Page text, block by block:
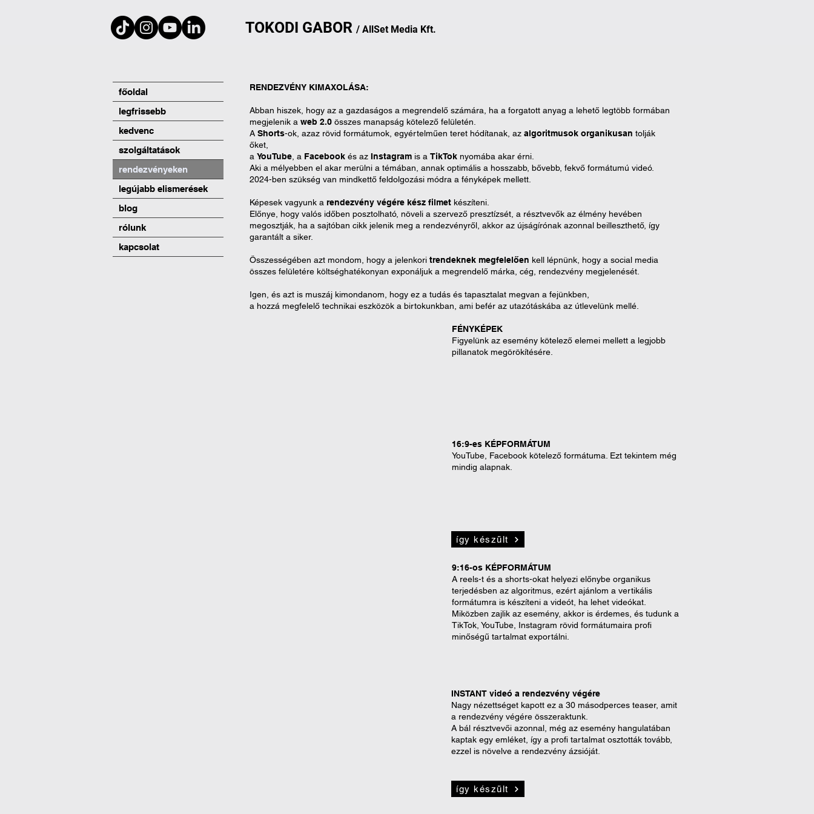
TOKODI GABOR / AllSet Media Kft.
RENDEZVÉNY KIMAXOLÁSA:
Abban hiszek, hogy az a gazdaságos a megrendelő számára, ha a forgatott anyag a lehető legtöbb formában
megjelenik a web 2.0 összes manapság kötelező felületén.
A Shorts-ok, azaz rövid formátumok, egyértelműen teret hódítanak, az algoritmusok organikusan tolják
őket,
a YouTube , a Facebook és az Instagram is a TikTok nyomába akar érni.
Aki a mélyebben el akar merülni a témában, annak optimális a hosszabb, bővebb, fekvő formátumú videó.
2024-ben szükség van mindkettő feldolgozási módra a fényképek mellett.
Képesek vagyunk a rendezvény végére kész filmet készíteni.
Előnye, hogy valós időben posztolható, növeli a szervező presztízsét, a résztvevők az élmény hevében
megosztják, ha a sajtóban cikk jelenik meg a rendezvényről, akkor az újságírónak azonnal beilleszthető, így
garantált a siker.
Összességében azt mondom, hogy a jelenkori trendeknek megfelelően kell lépnünk, hogy a social media
összes felületére költséghatékonyan exponáljuk a megrendelő márka, cég, rendezvény megjelenését.
Igen, és azt is muszáj kimondanom, hogy ez a tudás és tapasztalat megvan a fejünkben,
a hozzá megfelelő technikai eszközök a birtokunkban, ami befér az utazótáskába az útlevelünk mellé.
FÉNYKÉPEK
Figyelünk az esemény kötelező elemei mellett a legjobb
pillanatok megörökítésére.
16:9-es KÉPFORMÁTUM
YouTube, Facebook kötelező formátuma. Ezt tekintem még
mindig alapnak.
így készült
9:16-os KÉPFORMÁTUM
A reels-t és a shorts-okat helyezi előnybe organikus
terjedésben az algoritmus, ezért ajánlom a vertikális
formátumra is készíteni a videót, ha lehet videókat.
Miközben zajlik az esemény, akkor is érdemes, és tudunk a
TikTok, YouTube, Instagram rövid formátumaira profi
minőségű tartalmat exportálni.
INSTANT videó a rendezvény végére
Nagy nézettséget kapott ez a 30 másodperces teaser, amit
a rendezvény végére összeraktunk.
A bál résztvevői azonnal, még az esemény hangulatában
kaptak egy emléket, így a profi tartalmat osztották tovább,
ezzel is növelve a rendezvény ázsióját.
így készült
főoldal
legfrissebb
kedvenc
szolgáltatások
rendezvényeken
legújabb elismerések
blog
rólunk
kapcsolat